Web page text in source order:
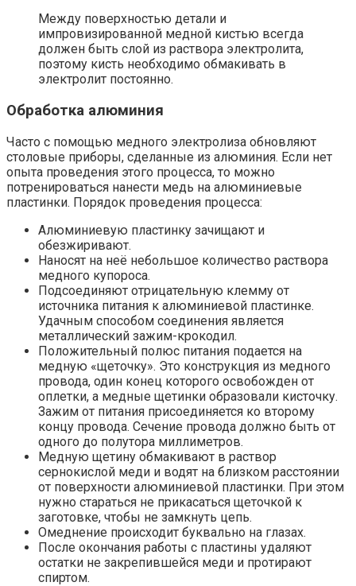
Между поверхностью детали и
импровизированной медной кистью всегда
должен быть слой из раствора электролита,
поэтому кисть необходимо обмакивать в
электролит постоянно.
Обработка алюминия
Часто с помощью медного электролиза обновляют
столовые приборы, сделанные из алюминия. Если нет
опыта проведения этого процесса, то можно
потренироваться нанести медь на алюминиевые
пластинки. Порядок проведения процесса:
Алюминиевую пластинку зачищают и
обезжиривают.
Наносят на неё небольшое количество раствора
медного купороса.
Подсоединяют отрицательную клемму от
источника питания к алюминиевой пластинке.
Удачным способом соединения является
металлический зажим-крокодил.
Положительный полюс питания подается на
медную «щеточку». Это конструкция из медного
провода, один конец которого освобожден от
оплетки, а медные щетинки образовали кисточку.
Зажим от питания присоединяется ко второму
концу провода. Сечение провода должно быть от
одного до полутора миллиметров.
Медную щетину обмакивают в раствор
сернокислой меди и водят на близком расстоянии
от поверхности алюминиевой пластинки. При этом
нужно стараться не прикасаться щеточкой к
заготовке, чтобы не замкнуть цепь.
Омеднение происходит буквально на глазах.
После окончания работы с пластины удаляют
остатки не закрепившейся меди и протирают
спиртом.